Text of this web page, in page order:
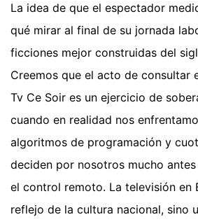
La idea de que el espectador
qué mirar al final de su jornada
ficciones mejor construidas del
Creemos que el acto de consultar
Tv Ce Soir es un ejercicio de
cuando en realidad nos
algoritmos de programación y
deciden por nosotros mucho
el control remoto. La televisión en
reflejo de la cultura nacional, sino